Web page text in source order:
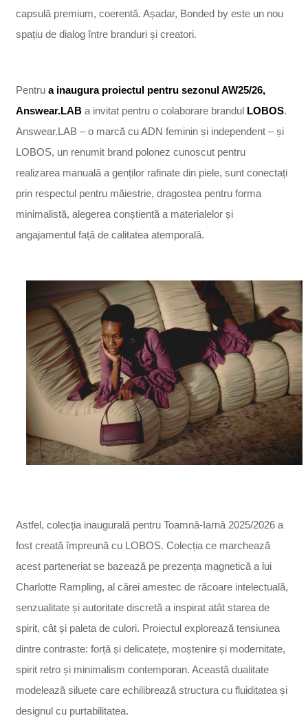
capsulă premium, coerentă. Așadar, Bonded by este un nou
spațiu de dialog între branduri și creatori.
Pentrua inaugura proiectul pentru sezonul AW25/26,
Answear.LAB a invitat pentru o colaborare brandul LOBOS.
Answear.LAB – o marcă cu ADN feminin și independent –și
LOBOS, un renumit brand polonez cunoscut pentru
realizarea manuală a genților rafinate din piele, sunt conectați
prin respectul pentru măiestrie, dragostea pentru forma
minimalistă, alegerea conștientă a materialelor și
angajamentul față de calitatea atemporală.
Astfel, colecția inaugurală pentru Toamnă-Iarnă 2025/2026 a
fost creată împreună cu LOBOS. Colecția ce marchează
acest parteneriat se bazează pe prezența magnetică a lui
Charlotte Rampling, al cărei amestec de răcoare intelectuală,
senzualitate și autoritate discretă a inspirat atât starea de
spirit, cât și paleta de culori. Proiectul explorează tensiunea
dintre contraste: forță și delicatețe, moștenire și modernitate,
spirit retro și minimalism contemporan. Această dualitate
modelează siluete care echilibrează structura cu fluiditatea și
designul cu purtabilitatea.